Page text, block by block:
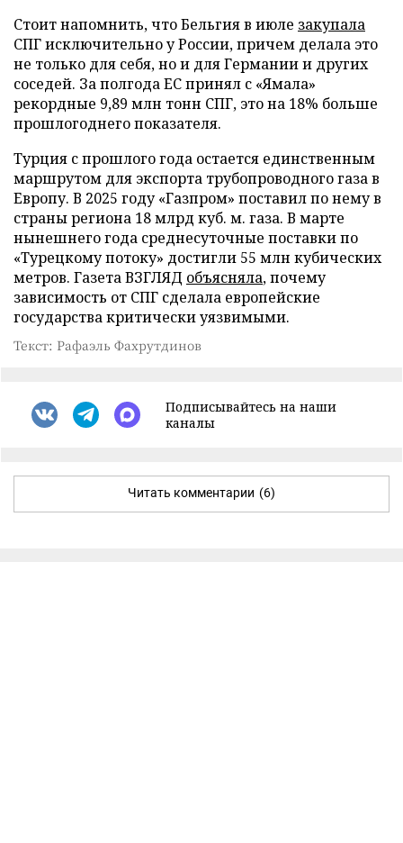
Стоит напомнить, что Бельгия в июле закупала
СПГ исключительно у России, причем делала это
не только для себя, но и для Германии и других
соседей. За полгода ЕС принял с «Ямала»
рекордные 9,89 млн тонн СПГ, это на 18% больше
прошлогоднего показателя.
Турция с прошлого года остается единственным
маршрутом для экспорта трубопроводного газа в
Европу. В 2025 году «Газпром» поставил по нему в
страны региона 18 млрд куб. м. газа. В марте
нынешнего года среднесуточные поставки по
«Турецкому потоку» достигли 55 млн кубических
метров. Газета ВЗГЛЯД объясняла, почему
зависимость от СПГ сделала европейские
государства критически уязвимыми.
Текст: Рафаэль Фахрутдинов
Подписывайтесь на наши
каналы
Читать комментарии (6)